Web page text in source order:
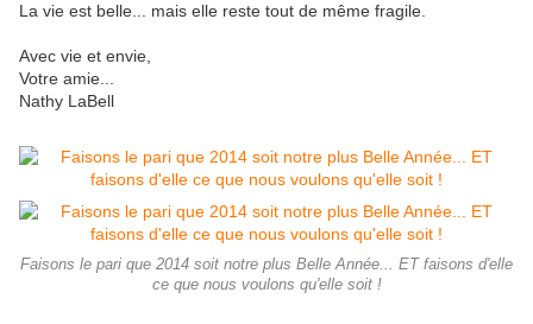
La vie est belle... mais elle reste tout de même fragile.
Avec vie et envie,
Votre amie...
Nathy LaBell
Faisons le pari que 2014 soit notre plus Belle Année... ET faisons d'elle
ce que nous voulons qu'elle soit !